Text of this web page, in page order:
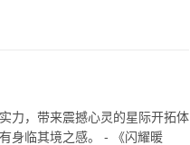
力，带来震撼心灵的星际开拓体
身临其境之感。 - 《闪耀暖